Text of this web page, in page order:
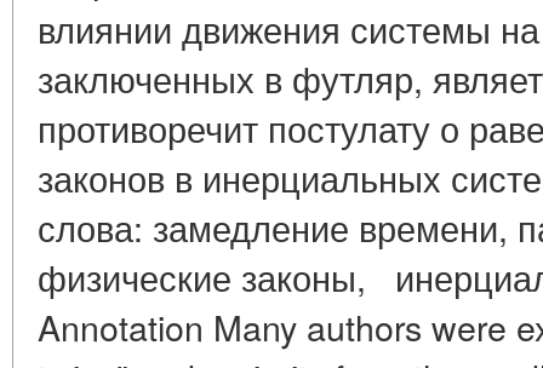
влиянии движения системы
заключенных в футляр,
противоречит постулату о
законов в инерциальных
слова: замедление времени,
физические законы,
Annotation Many authors were